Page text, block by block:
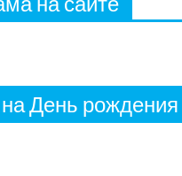
День рождения